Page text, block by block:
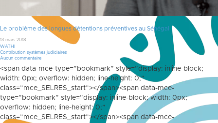
Le problème des longues détentions préventives au Sénégal
13 mars 2018
WATHI
Contribution systèmes judiciaires
Aucun commentaire
<span data-mce-type=”bookmark” style=”display: inline-block;
width: 0px; overflow: hidden; line-height: 0;”
class=”mce_SELRES_start”> </span><span data-mce-
type=”bookmark” style=”display: inline-block; width: 0px;
overflow: hidden; line-height: 0;”
class=”mce_SELRES_start”> </span><span data-mce-